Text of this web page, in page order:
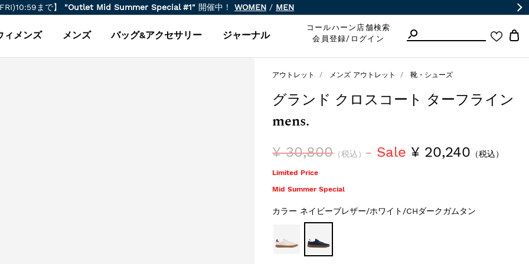
まで】 "Outlet Mid Summer Special #1" 開催中！ WOMEN / MEN
ィメンズ メンズ バッグ&アクセサリー ジャーナル
コールハーン店舗検索
会員登録/ログイン
アウトレット メンズ アウトレット 靴・シューズ
グランド クロスコート ターフライン
mens.
¥ 30,800（税込） Sale ¥ 20,240 （税込）
Limited Price
Mid Summer Special
カラー ネイビーブレザー/ホワイト/CHダークガムタン